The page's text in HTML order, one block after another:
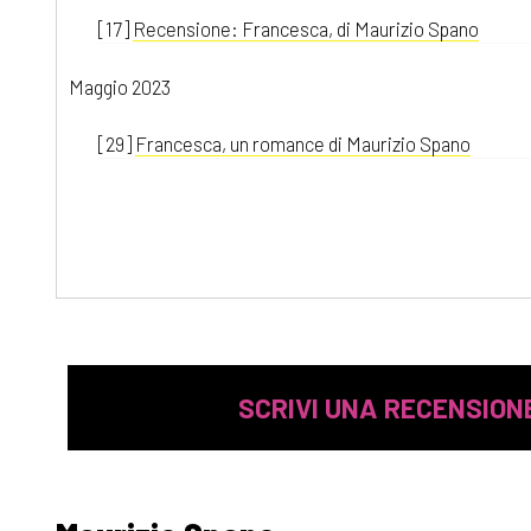
[17] Recensione: Francesca, di Maurizio Spano
Maggio 2023
[29] Francesca, un romance di Maurizio Spano
SCRIVI UNA